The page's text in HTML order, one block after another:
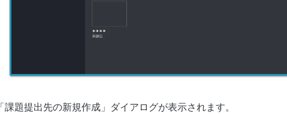
「課題提出先の新規作成」ダイアログが表示されます。